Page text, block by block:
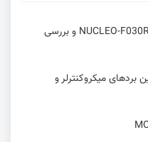
پروگرام و دیباگ برد NUCLEO-F030R8 و بررسی
بردهای میکروکنترلر و